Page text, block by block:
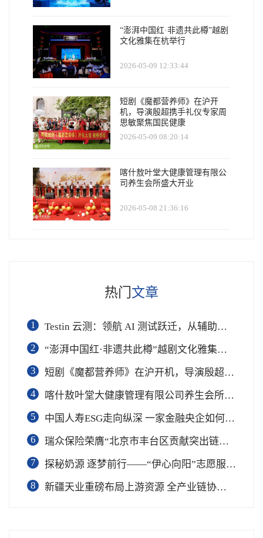
“澎湃中国红·非遗共此樽”越剧
文化雅集在杭举行
2026-05-09 12:33:44
短剧《魔都营养师》在沪开
机，导演殷超携手礼仪专家周
思敏聚焦国民健康
2026-05-09 08:20:14
喀什敖叶堂大健康管理有限公
司养生会所盛大开业
2026-05-08 21:36:16
热门 文章
1
Testin 云测：领航 AI 测试跃迁，从辅助工具到软件工程基础设施
2
“澎湃中国红·非遗共此樽”越剧文化雅集在杭举行
3
短剧《魔都营养师》在沪开机，导演殷超携手礼仪专家周思敏聚焦国民健康
4
喀什敖叶堂大健康管理有限公司养生会所盛大开业
5
中国人寿ESG走向纵深 一家金融央企如何连接国家战略与民生需求
6
瑞众保险荣膺“北京市丰台区贡献突出链长单位”奖项
7
​探秘奶源 逐梦前行——“伊心向阳”志愿服务队开展幼儿园科普公益志愿活动
8
新疆天业重磅布局上游资源 全产业链协同再塑成长新动能